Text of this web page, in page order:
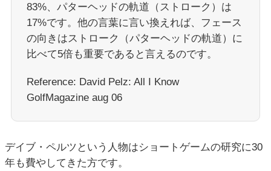
83%、パターヘッドの軌道（ストローク）は
17%です。他の言葉に言い換えれば、フェース
の向きはストローク（パターヘッドの軌道）に
比べて5倍も重要であると言えるのです。
Reference: David Pelz: All I Know
GolfMagazine aug 06
デイブ・ペルツという人物はショートゲームの研究に30
年も費やしてきた方です。